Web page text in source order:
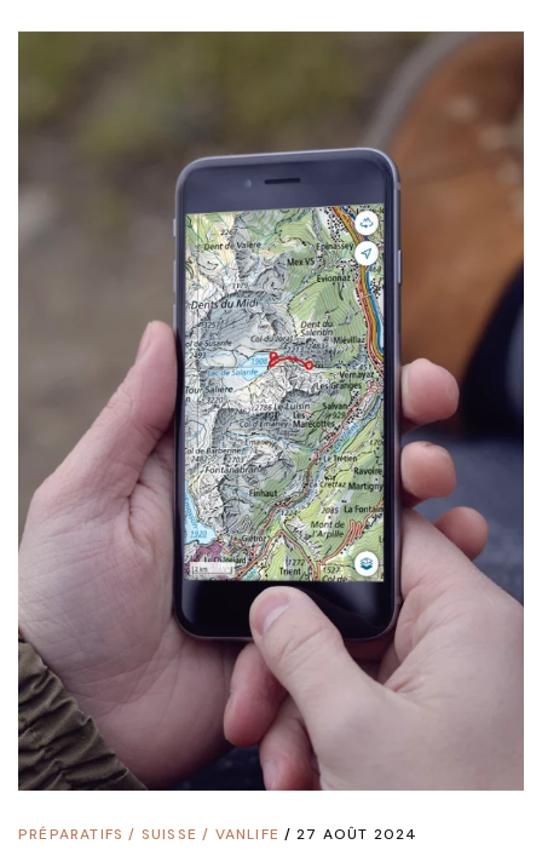
PRÉPARATIFS / SUISSE / VANLIFE 27 AOÛT 2024